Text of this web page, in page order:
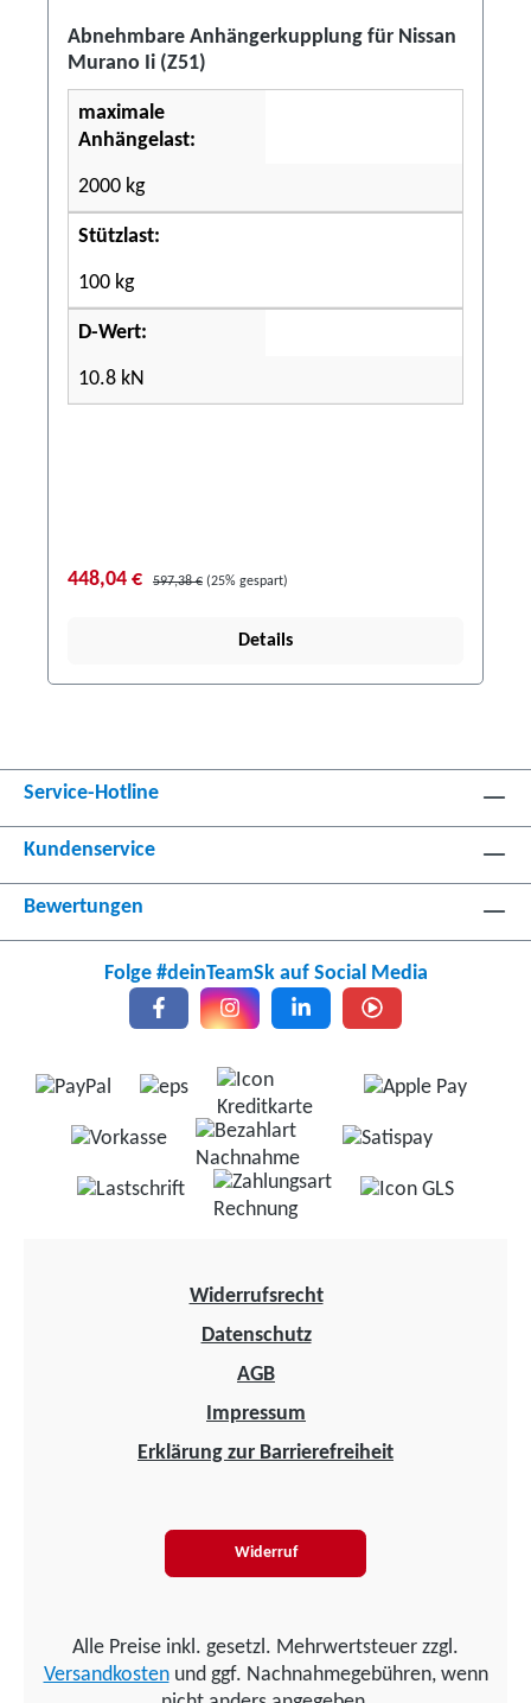
Abnehmbare Anhängerkupplung für Nissan
Murano Ii (Z51)
maximale
Anhängelast:
2000 kg
Stützlast:
100 kg
D-Wert:
10.8 kN
448,04 € 597,38 € (25% gespart)
Details
Service-Hotline
Kundenservice
Bewertungen
Folge #deinTeamSk auf Social Media
Widerrufsrecht
Datenschutz
AGB
Impressum
Erklärung zur Barrierefreiheit
Widerruf
Alle Preise inkl. gesetzl. Mehrwertsteuer zzgl.
Versandkostenund ggf. Nachnahmegebühren, wenn